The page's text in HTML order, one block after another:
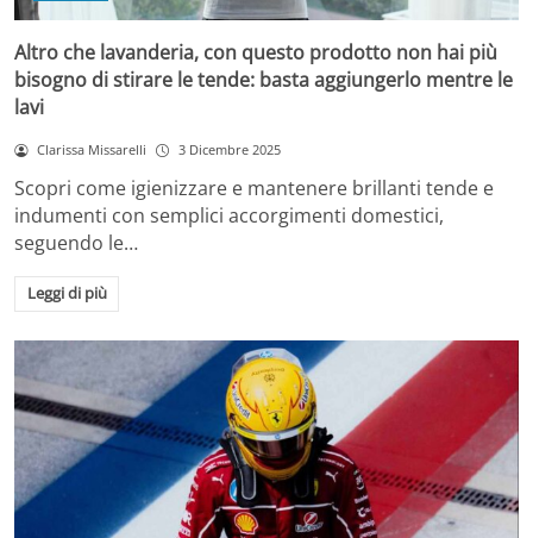
Altro che lavanderia, con questo prodotto non hai più
bisogno di stirare le tende: basta aggiungerlo mentre le
lavi
Clarissa Missarelli 3 Dicembre 2025
Scopri come igienizzare e mantenere brillanti tende e
indumenti con semplici accorgimenti domestici,
seguendo le…
Leggi di più